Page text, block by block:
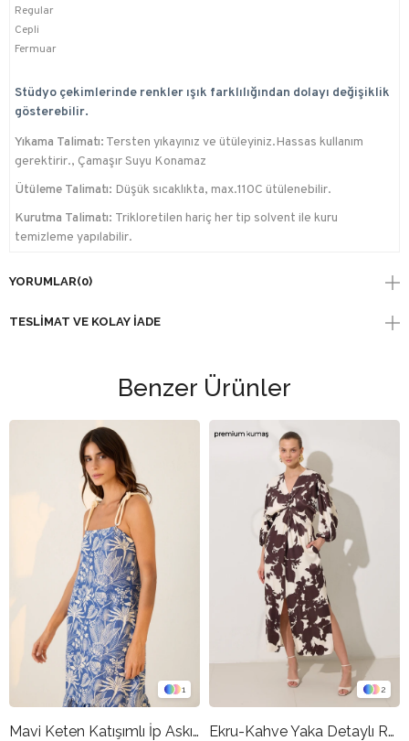
Regular
Cepli
Fermuar
Stüdyo çekimlerinde renkler ışık farklılığından dolayı değişiklik
gösterebilir.
Yıkama Talimatı: Tersten yıkayınız ve ütüleyiniz.Hassas kullanım
gerektirir., Çamaşır Suyu Konamaz
Ütüleme Talimatı: Düşük sıcaklıkta, max.110C ütülenebilir.
Kurutma Talimatı: Trikloretilen hariç her tip solvent ile kuru
temizleme yapılabilir.
YORUMLAR(0)
TESLIMAT VE KOLAY İADE
Benzer Ürünler
1
Mavi Keten Katışımlı İp Askılı Desenli Tam Kalıp Elbise
2
Ekru-Kahve Yaka Detaylı Rahat Kesim Desenli Elbise